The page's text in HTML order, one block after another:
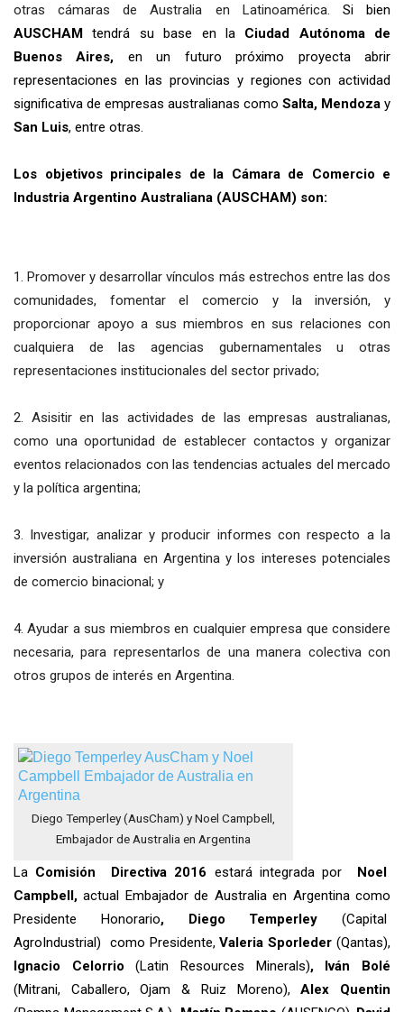
otras cámaras de Australia en Latinoamérica. Si bien
AUSCHAM tendrá su base en la Ciudad Autónomade
Buenos Aires, en un futuro próximo proyecta abrir
representaciones en las provincias y regiones con actividad
significativa de empresas australianas como Salta, Mendoza y
San Luis, entre otras.
Los objetivos principales de la Cámara de Comercio e
Industria Argentino Australiana (AUSCHAM) son:
1. Promover y desarrollar vínculos más estrechos entre las dos
comunidades, fomentar el comercio y la inversión, y
proporcionar apoyo a sus miembros en sus relaciones con
cualquiera de las agencias gubernamentales u otras
representaciones institucionales del sector privado;
2. Asisitir en las actividades de las empresas australianas,
como una oportunidad de establecer contactos y organizar
eventos relacionados con las tendencias actuales del mercado
y la política argentina;
3. Investigar, analizar y producir informes con respecto a la
inversión australiana en Argentina y los intereses potenciales
de comercio binacional; y
4. Ayudar a sus miembros en cualquier empresa que considere
necesaria, para representarlos de una manera colectiva con
otros grupos de interés en Argentina.
Diego Temperley (AusCham) y Noel Campbell,
Embajador de Australia en Argentina
La Comisión Directiva 2016 estará integrada por Noel
Campbell,actual Embajador de Australia en Argentina como
Presidente Honorario, Diego Temperley (Capital
AgroIndustrial) como Presidente,Valeria Sporleder (Qantas),
Ignacio Celorrio (Latin Resources Minerals), Iván Bolé
(Mitrani, Caballero, Ojam & Ruiz Moreno),Alex Quentin